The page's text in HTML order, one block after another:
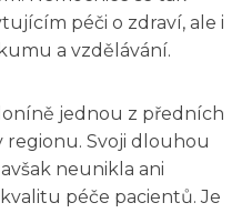
péči o zdraví, ale i
a vzdělávání.
jednou z předních
Svoji dlouhou
neunikla ani
péče pacientů. Je